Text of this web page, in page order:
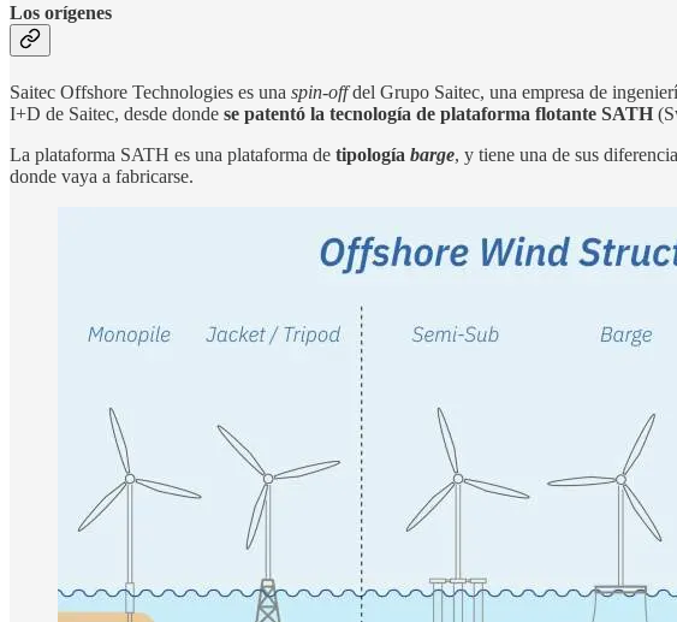
Los orígenes
Saitec Offshore Technologies es una spin-offdel Grupo Saitec, una empresa de
I+D de Saitec, desde donde se patentó la tecnología de plataforma flotante SATH
La plataforma SATH es una plataforma de tipología barge, y tiene una de sus
donde vaya a fabricarse.